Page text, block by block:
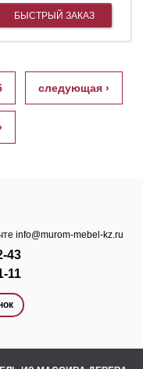
БЫСТРЫЙ ЗАКАЗ
следующая ›
info@murom-mebel-kz.ru
43
11